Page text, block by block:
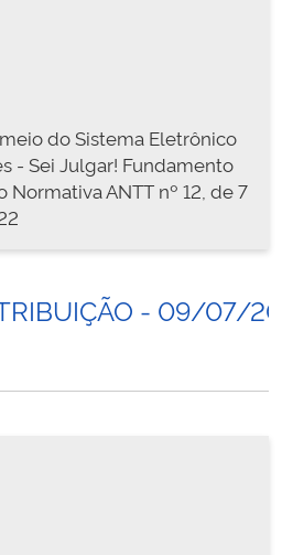
do Sistema Eletrônico
- Sei Julgar! Fundamento
Normativa ANTT nº 12, de 7
- 09/07/